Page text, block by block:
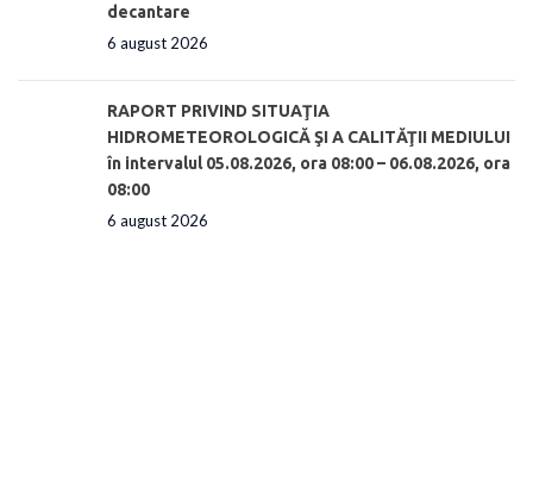
decantare
6 august 2026
RAPORT PRIVIND SITUAŢIA
HIDROMETEOROLOGICĂ ŞI A CALITĂŢII MEDIULUI
în intervalul 05.08.2026, ora 08:00 – 06.08.2026, ora
08:00
6 august 2026